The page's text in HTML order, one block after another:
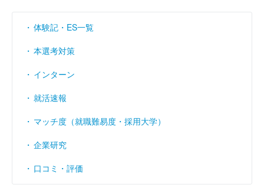
営業利益率 （％） 11.31 8.94
経常利益率 （％）
体験記・ES一覧
本選考対策
インターン
就活速報
マッチ度（就職難易度・採用大学）
企業研究
口コミ・評価